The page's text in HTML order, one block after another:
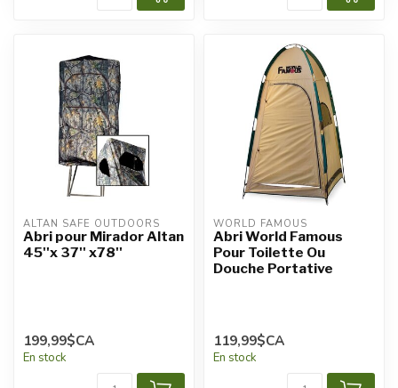
ALTAN SAFE OUTDOORS
Abri pour Mirador Altan
45''x 37'' x78''
199,99$CA
En stock
WORLD FAMOUS
Abri World Famous
Pour Toilette Ou
Douche Portative
119,99$CA
En stock